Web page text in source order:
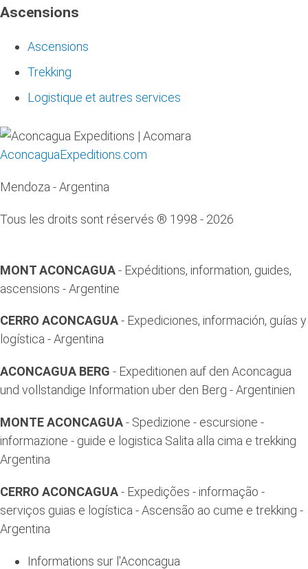
Ascensions
Ascensions
Trekking
Logistique et autres services
AconcaguaExpeditions.com
Mendoza - Argentina
Tous les droits sont réservés ® 1998 - 2026
MONT ACONCAGUA- Expéditions, information, guides,
ascensions - Argentine
CERRO ACONCAGUA- Expediciones, información, guías y
logística - Argentina
ACONCAGUA BERG - Expeditionen auf den Aconcagua
und vollstandige Information uber den Berg - Argentinien
MONTE ACONCAGUA- Spedizione - escursione -
informazione - guide e logistica Salita alla cima e trekking
Argentina
CERRO ACONCAGUA- Expedições - informação -
serviços guias e logística - Ascensão ao cume e trekking -
Argentina
Informations sur l'Aconcagua